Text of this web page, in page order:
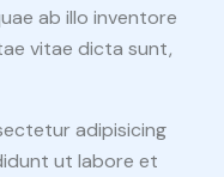
ab illo inventore
vitae dicta sunt,
adipisicing
ut labore et